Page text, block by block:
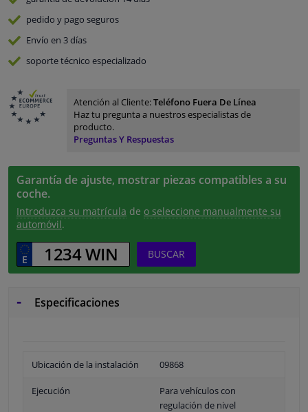
pedido y pago seguros
Envío en 3 días
soporte técnico especializado
Atención al Cliente:Teléfono Fuera De Línea
Haz tu pregunta a nuestros especialistas de
producto.
Preguntas Y Respuestas
Garantía de ajuste, mostrar piezas compatibles a su
coche.
Introduzca su matrícula de o seleccione manualmente su
automóvil.
BUSCAR
Especificaciones
Ubicación de la instalación 09868
Ejecución
Para vehículos con
regulación de nivel